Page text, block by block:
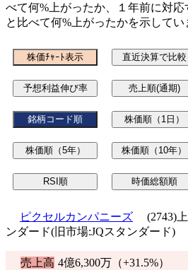
べて何%上がったか、１年前に対
と比べて何%上がったかを示してい
ピクセルカンパニーズ
(2743)
ンダード(旧市場:JQスタンダード)
売上高 4億6,300万（+31.5%）